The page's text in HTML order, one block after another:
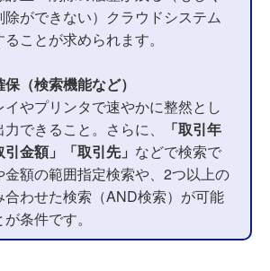
除ができない）クラウドシステム
ことが求められます。
（検索機能など）
イやプリンタで速やかに整然とし
できること。さらに、
「取引年
金額」「取引先」 などで検索で
金額の範囲指定検索や、2つ以上の
合わせた検索（AND検索）が可能
条件です。